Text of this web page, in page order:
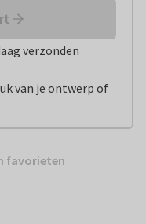
verzonden
van je ontwerp of
favorieten